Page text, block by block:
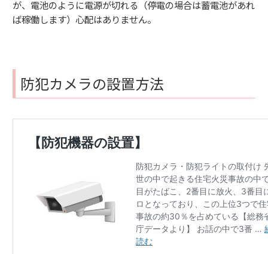
が、電池のように電源が切れる（停電の場合は蓄電池があれ
ば稼働します）心配はありません。
防犯カメラの設置方法